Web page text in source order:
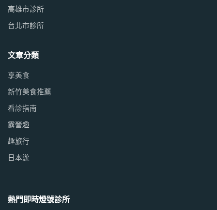
高雄市診所
台北市診所
文章分類
享美食
新竹美食推薦
看診指南
露營趣
趣旅行
日本遊
熱門即時燈號診所